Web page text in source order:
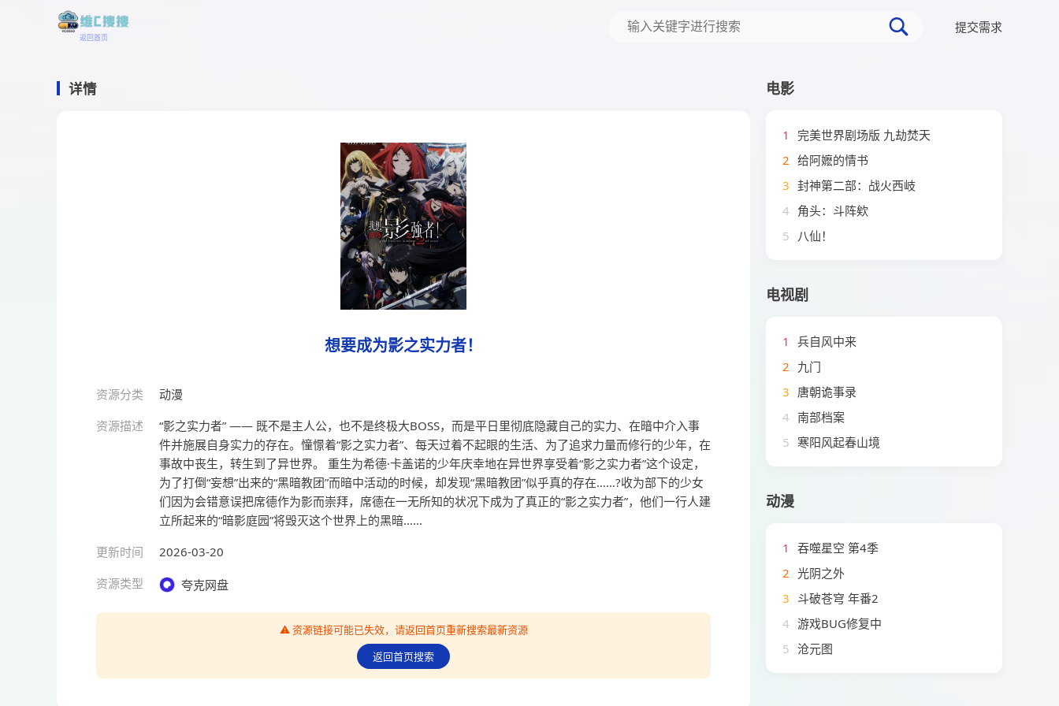
返回首页
提交需求
详情
想要成为影之实力者！
资源分类
动漫
资源描述
“影之实力者” —— 既不是主人公，也不是终极大BOSS，而是平日里彻底隐藏自己的实力、在暗中介入事
件并施展自身实力的存在。憧憬着“影之实力者”、每天过着不起眼的生活、为了追求力量而修行的少年，在
事故中丧生，转生到了异世界。 重生为希德·卡盖诺的少年庆幸地在异世界享受着“影之实力者”这个设定，
为了打倒“妄想”出来的“黑暗教团”而暗中活动的时候，却发现“黑暗教团”似乎真的存在……?收为部下的少女
们因为会错意误把席德作为影而崇拜，席德在一无所知的状况下成为了真正的“影之实力者”，他们一行人建
立所起来的“暗影庭园”将毁灭这个世界上的黑暗……
更新时间
2026-03-20
资源类型
夸克网盘
⚠️ 资源链接可能已失效，请返回首页重新搜索最新资源
返回首页搜索
电影
1
完美世界剧场版 九劫焚天
2 给阿嬷的情书
3 封神第二部：战火西岐
4 角头：斗阵欸
5 八仙！
电视剧
1
兵自风中来
2 九门
3 唐朝诡事录
4 南部档案
5 寒阳风起春山境
动漫
1
吞噬星空 第4季
2 光阴之外
3 斗破苍穹 年番2
4 游戏BUG修复中
5 沧元图